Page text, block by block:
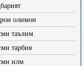
олимон
таълим
тарбия
илм